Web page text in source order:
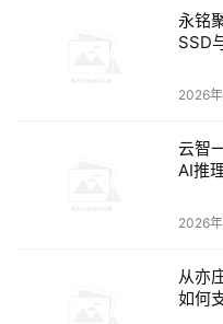
（
计世新金融研究院是一
政策监管，致力于推动新
交流，助力金融与科技的
奖、2021年度数字金融
字化转型服务商奖以及
永铭
SSD
2026
云智
AI推
2026
从亦
如何